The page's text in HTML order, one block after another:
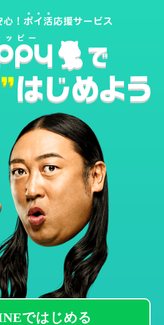
ではじめる